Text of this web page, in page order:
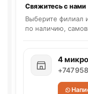
Свяжитесь с нами
Выберите филиал
по наличию,
4